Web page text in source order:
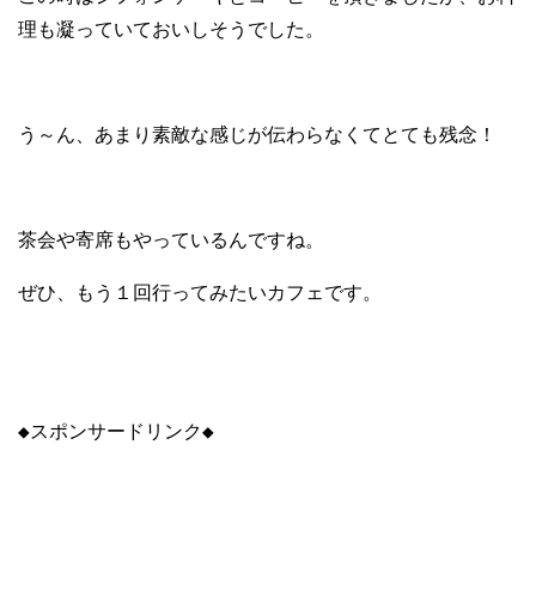
理も凝っていておいしそうでした。
う～ん、あまり素敵な感じが伝わらなくてとても残念！
茶会や寄席もやっているんですね。
ぜひ、もう１回行ってみたいカフェです。
◆スポンサードリンク◆